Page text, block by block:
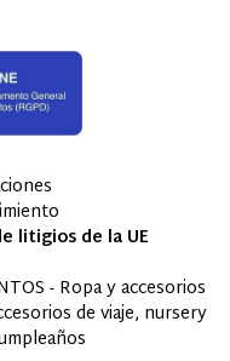
litigios de la UE
- Ropa y accesorios
de viaje, nursery